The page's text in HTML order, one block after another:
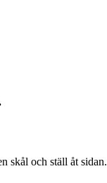
skål och ställ åt sidan.